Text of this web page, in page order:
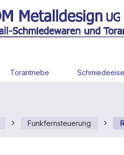
springen
Torantriebe
Funkfernsteuerung